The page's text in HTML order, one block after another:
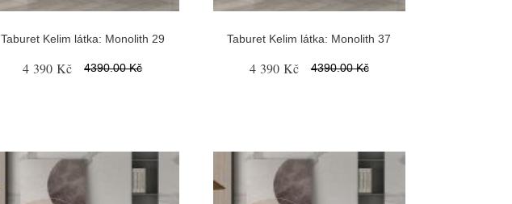
Taburet Kelim látka: Monolith 29
4 390 Kč 4390.00 Kč
Taburet Kelim látka: Monolith 37
4 390 Kč 4390.00 Kč